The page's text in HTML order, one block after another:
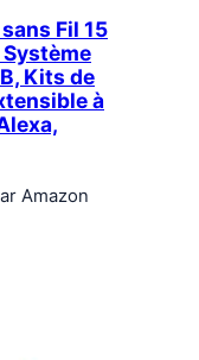
Fil 15
Kits de
à
Amazon